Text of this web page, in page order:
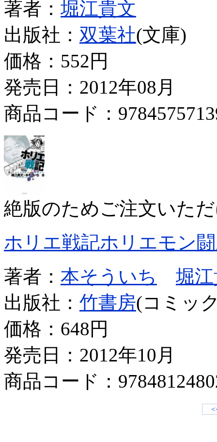
著者： 堀江貴文
出版社： 双葉社(文庫)
価格： 552円
発売日：2012年08月
商品コード：
絶版のためご注文いた
ホリエ戦記ホリエモン
著者： 本そういち
堀
出版社： 竹書房(コミッ
価格： 648円
発売日：2012年10月
商品コード：